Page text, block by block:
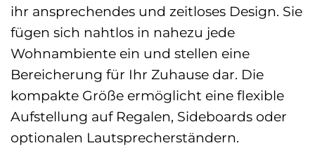
ihr ansprechendes und zeitloses Design. Sie
fügen sich nahtlos in nahezu jede
Wohnambiente ein und stellen eine
Bereicherung für Ihr Zuhause dar. Die
kompakte Größe ermöglicht eine flexible
Aufstellung auf Regalen, Sideboards oder
optionalen Lautsprecherständern.